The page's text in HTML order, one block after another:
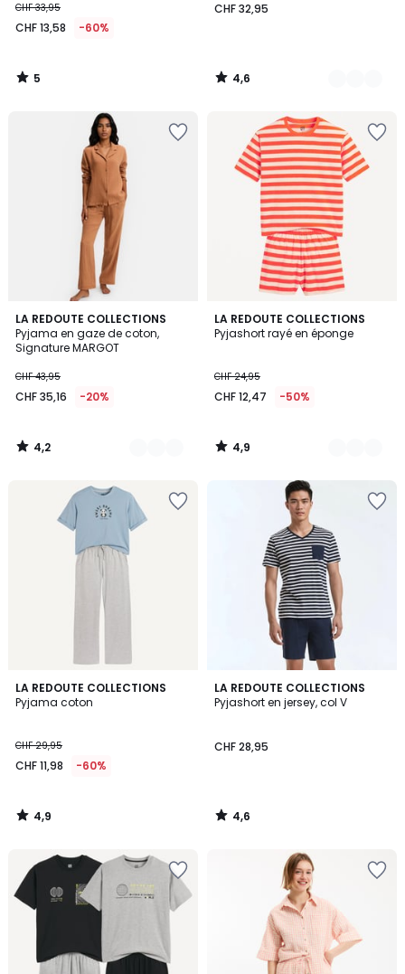
CHF 33,95
CHF 13,58 -60%
5
/
CHF 32,95
4,6
/
LA REDOUTE COLLECTIONS
Pyjama en gaze de coton,
Signature MARGOT
CHF 43,95
CHF 35,16 -20%
4,2
/ 5
4
Couleurs
4,2
/
LA REDOUTE COLLECTIONS
Pyjashort rayé en éponge
CHF 24,95
CHF 12,47 -50%
4,9
/ 5
2
Couleurs
4,9
/
LA REDOUTE COLLECTIONS
Pyjama coton
CHF 29,95
CHF 11,98 -60%
4,9
/ 5
4,9
/
LA REDOUTE COLLECTIONS
Pyjashort en jersey, col V
CHF 28,95
4,6
/ 5
4,6
/